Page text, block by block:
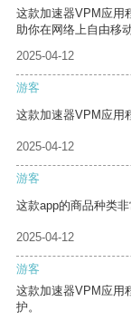
这款加速器VPM应用
助你在网络上自由移动
2025-04-12
游客
这款加速器VPM应用
2025-04-12
游客
这款app的商品种类
2025-04-12
游客
这款加速器VPM应用
护。